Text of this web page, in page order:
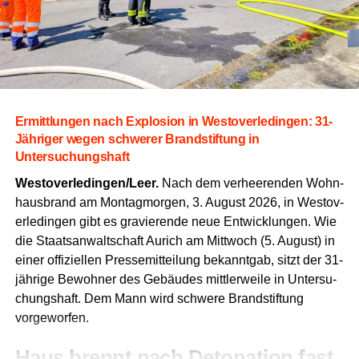
Mate­ria­li­en benö­ti­gen bestimm­te kli­ma­ti­sche Bedin­gun­
gen,um ihre lang­le­bi­ge Wir­kung und Halt­bar­keit zu ent­
fal­ten.
Soll­te das Wet­ter nicht mit­spie­len,kön­nen kurz­fris­
ti­ge Ver­schie­bun­gen der Arbei­ten in ein­zel­nen Abschnit­
Ermitt­lun­gen nach Explo­si­on in Wes­t­ov­er­le­din­gen: 31-
Jäh­ri­ger wegen schwe­rer Brand­stif­tung in
Untersuchungshaft
Westoverledingen/Leer.Nach dem ver­hee­ren­den Wohn­
haus­brand am Mon­tag­mor­gen, 3. August 2026, in Wes­t­ov­
er­le­din­gen gibt es gra­vie­ren­de neue Ent­wick­lun­gen. Wie
die Staats­an­walt­schaft Aurich am Mitt­woch (5. August) in
einer offi­zi­el­len Pres­se­mit­tei­lung bekannt­gab, sitzt der 31-
jäh­ri­ge Bewoh­ner des Gebäu­des mitt­ler­wei­le in Unter­su­
chungs­haft. Dem Mann wird schwe­re Brand­stif­tung
vorgeworfen.